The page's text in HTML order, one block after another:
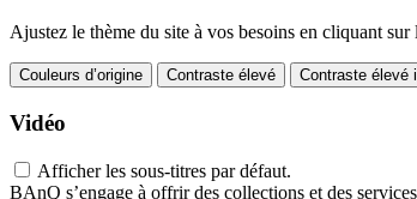
Ajustez le thème du site à vos besoins en cliquant sur
Couleurs d’origine Contraste élevé Contraste élevé
Vidéo
Afficher les sous-titres par défaut.
BAnQ s’engage à offrir des collections et des